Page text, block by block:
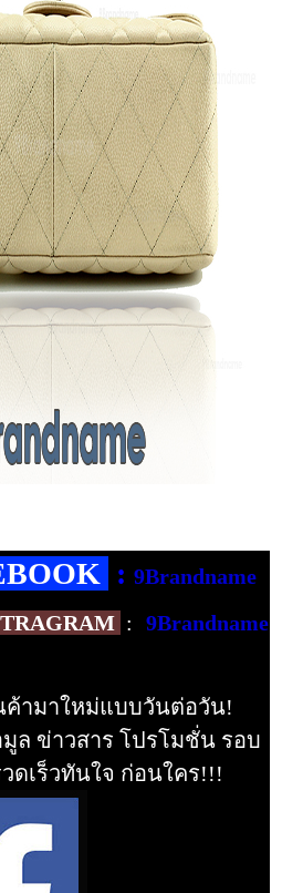
: 9Brandname
: 9Brandname
ค้ามาใหม่แบบวันต่อวัน!
ล ข่าวสาร โปรโมชั่น รอบ
ดเร็วทันใจ ก่อนใคร!!!